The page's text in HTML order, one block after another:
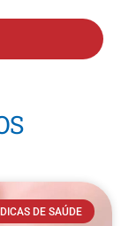
DICAS DE SAÚDE